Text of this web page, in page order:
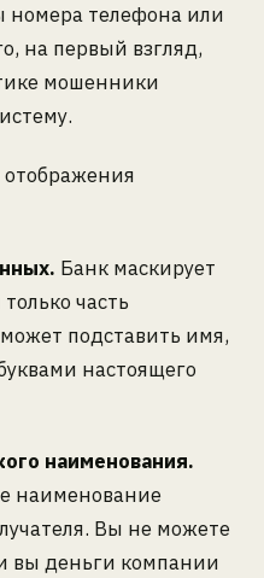
телефона или
на первый взгляд,
мошенники
отображения
Банк маскирует
часть
подставить имя,
настоящего
наименования.
наименование
Вы не можете
вы деньги компании